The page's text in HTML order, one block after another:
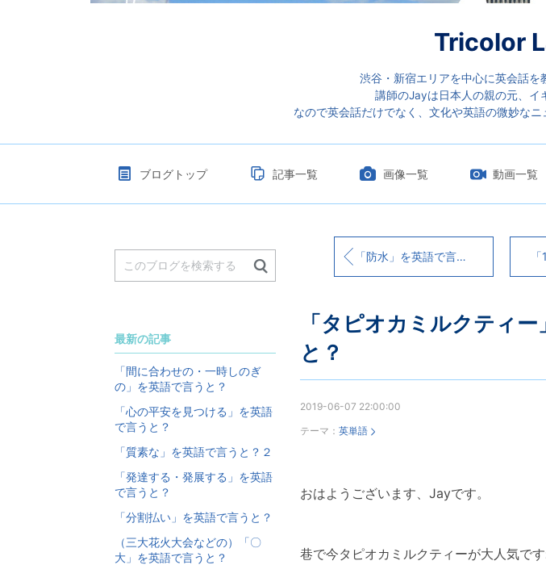
Tricolor
渋谷・新宿エリアを中心に英会話を
講師のJayは日本人の親の元、イ
なので英会話だけでなく、文化や英語の微妙な
ブログトップ 記事一覧 画像一覧 動画一覧
「防水」を英語で言うと？
「タピオカミルクティ
と？
2019-06-07 22:00:00
テーマ： 英単語
おはようございます、Jayです。
巷で今タピオカミルクティーが大人気です
最新の記事
「間に合わせの・一時しのぎ
の」を英語で言うと？
「心の平安を見つける」を英語
で言うと？
「質素な」を英語で言うと？２
「発達する・発展する」を英語
で言うと？
「分割払い」を英語で言うと？
（三大花火大会などの）「〇
大」を英語で言うと？